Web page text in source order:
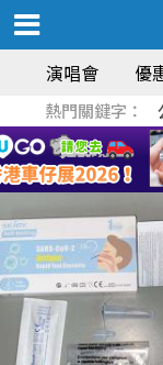
演唱會 優
熱門關鍵字：